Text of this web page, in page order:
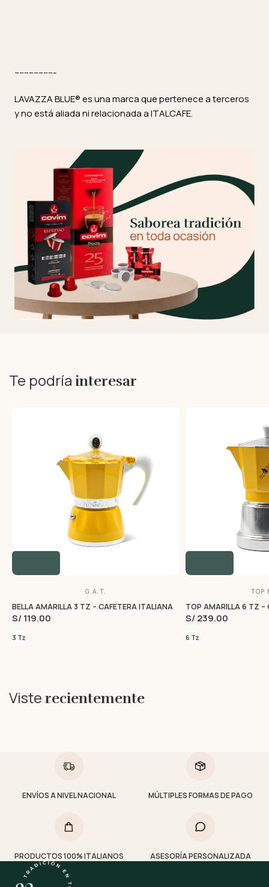
-----------------
LAVAZZA BLUE® es una marca que pertenece a terceros
y no está aliada ni relacionada a ITALCAFE.
Te podría interesar
G.A.T.
BELLA AMARILLA 3 TZ – CAFETERA ITALIANA
S/ 119.00
3 Tz
TOP
TOP AMARILLA 6 TZ –
S/ 239.00
6 Tz
Viste recientemente
ENVÍOS A NIVEL NACIONAL MÚLTIPLES FORMAS DE PAGO
PRODUCTOS 100% ITALIANOS ASESORÍA PERSONALIZADA